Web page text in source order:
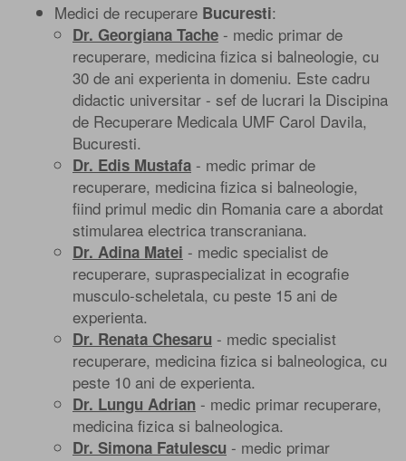
Medici de recuperare Bucuresti:
Dr. Georgiana Tache - medic primar de
recuperare, medicina fizica si balneologie, cu
30 de ani experienta in domeniu. Este cadru
didactic universitar - sef de lucrari la Discipina
de Recuperare Medicala UMF Carol Davila,
Bucuresti.
Dr. Edis Mustafa - medic primar de
recuperare, medicina fizica si balneologie,
fiind primul medic din Romania care a abordat
stimularea electrica transcraniana.
Dr. Adina Matei - medic specialist de
recuperare, supraspecializat in ecografie
musculo-scheletala, cu peste 15 ani de
experienta.
Dr. Renata Chesaru - medic specialist
recuperare, medicina fizica si balneologica, cu
peste 10 ani de experienta.
Dr. Lungu Adrian - medic primar recuperare,
medicina fizica si balneologica.
Dr. Simona Fatulescu - medic primar